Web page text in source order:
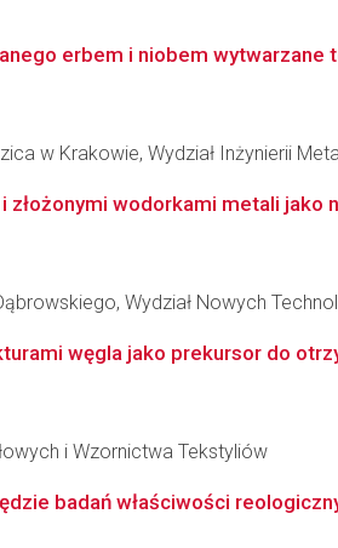
erbem i niobem wytwarzane
w Krakowie, Wydział Inżynierii
wodorkami metali jako
Wydział Nowych
węgla jako prekursor do
i Wzornictwa Tekstyliów
badań właściwości